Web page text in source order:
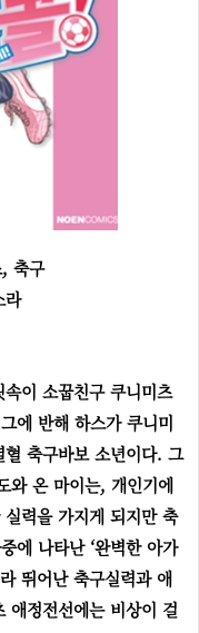
축구
라
이 소꿉친구 쿠니미츠
에 반해 하스가 쿠니미
축구바보 소년이다. 그
와 온 마이는, 개인기에
력을 가지게 되지만 축
에 나타난 ‘완벽한 아가
뛰어난 축구실력과 애
애정전선에는 비상이 걸